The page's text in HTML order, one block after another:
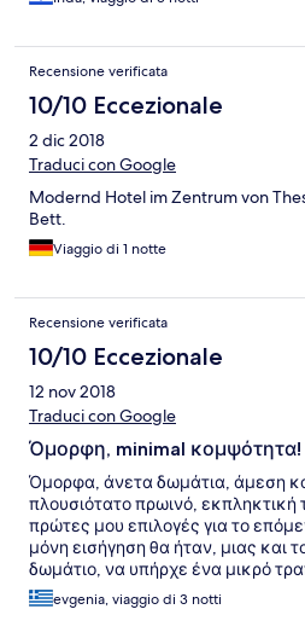
σερβίρεται είτε στο δωμάτιο είτε
117 Euros tο βράδυ και μάλιστα
σαφέστατα. Προτιμήστε ο,
τιμή βρίσκαμε δωμάτιο πχ στο The
Recensione verificata
10/10 Eccezionale
2 dic 2018
Traduci con Google
Modernd Hotel im Zentrum von
Bett.
Viaggio di 1 notte
Recensione verificata
10/10 Eccezionale
12 nov 2018
Traduci con Google
Όμορφη, minimal κομψότητα!
Όμορφα, άνετα δωμάτια, άμεση
πλουσιότατο πρωινό, εκπληκτική
πρώτες μου επιλογές για το
μόνη εισήγηση θα ήταν, μιας και
δωμάτιο, να υπήρχε ένα μικρό
μεγαλύτερη άνεση κι απόλαυση
evgenia, viaggio di 3 notti